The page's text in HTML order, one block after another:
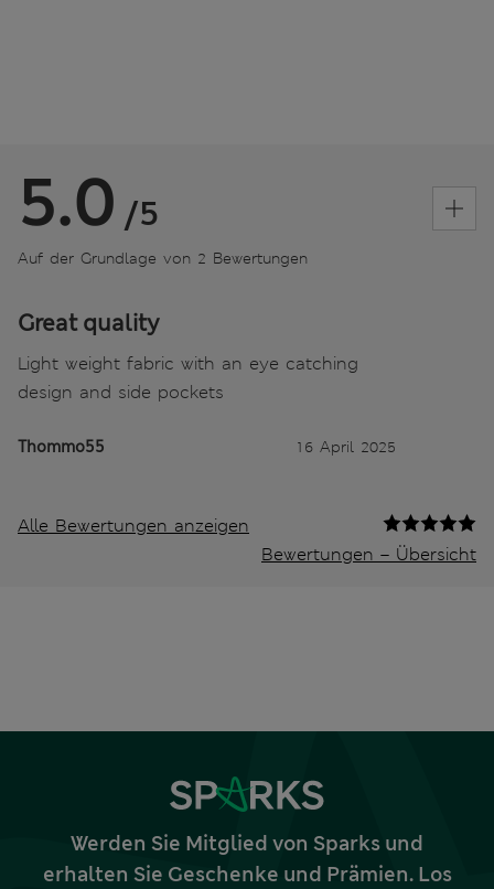
5.0 /5
Auf der Grundlage von 2 Bewertungen
Great quality
Light weight fabric with an eye catching
design and side pockets
Thommo55 16 April 2025
Alle Bewertungen anzeigen
Bewertungen – Übersicht
Werden Sie Mitglied von Sparks und
erhalten Sie Geschenke und Prämien. Los